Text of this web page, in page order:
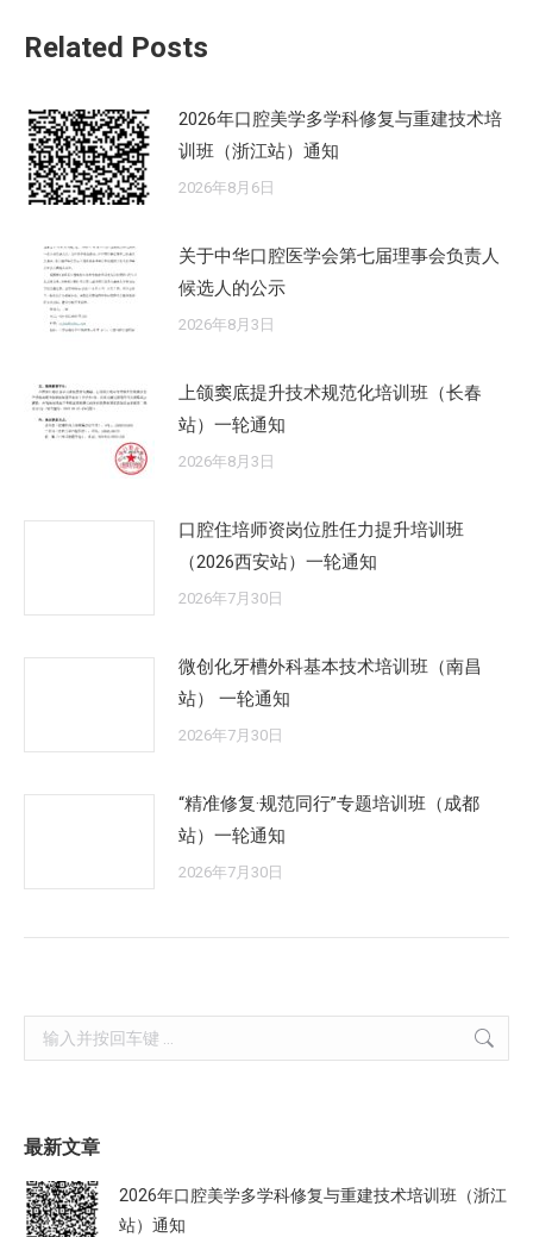
Related Posts
2026年口腔美学多学科修复与重建技术培
训班（浙江站）通知
2026年8月6日
关于中华口腔医学会第七届理事会负责人
候选人的公示
2026年8月3日
上颌窦底提升技术规范化培训班（长春
站）一轮通知
2026年8月3日
口腔住培师资岗位胜任力提升培训班
（2026西安站）一轮通知
2026年7月30日
微创化牙槽外科基本技术培训班（南昌
站） 一轮通知
2026年7月30日
“精准修复·规范同行”专题培训班（成都
站）一轮通知
2026年7月30日
Search:
最新文章
2026年口腔美学多学科修复与重建技术培训班（浙江
站）通知